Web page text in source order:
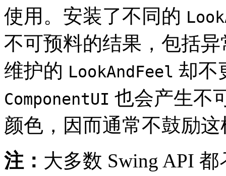
使用。安装了不同的
不可预料的结果，包括
维护的 LookAndFeel 却不
ComponentUI 也会产生不
颜色，因而通常不鼓励这
注： 大多数 Swing API 都